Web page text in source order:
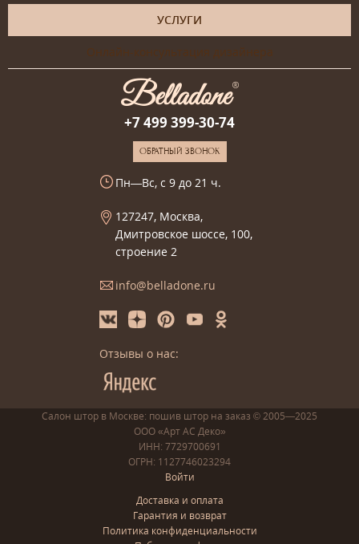
УСЛУГИ
Онлайн-консультация дизайнера
+7 499 399-30-74
ОБРАТНЫЙ ЗВОНОК
Пн—Вс, с 9 до 21 ч.
127247, Москва,
Дмитровское шоссе, 100,
строение 2
info@belladone.ru
Отзывы о нас:
Салон штор в Москве: пошив штор на заказ © 2005—2025
ООО «Арт АС Деко»
ИНН: 7729700691
ОГРН: 1127746023294
Войти
Доставка и оплата
Гарантия и возврат
Политика конфиденциальности